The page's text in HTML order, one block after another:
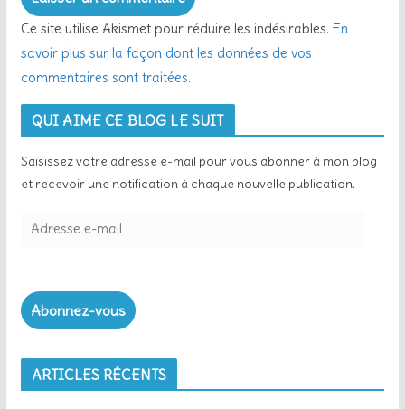
Ce site utilise Akismet pour réduire les indésirables. En
savoir plus sur la façon dont les données de vos
commentaires sont traitées.
QUI AIME CE BLOG LE SUIT
Saisissez votre adresse e-mail pour vous abonner à mon blog
et recevoir une notification à chaque nouvelle publication.
s
e
Abonnez-vous
ARTICLES RÉCENTS